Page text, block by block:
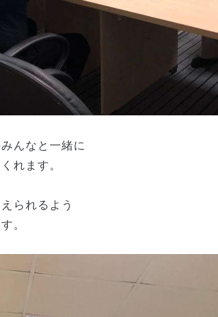
んなと一緒に
れます。
られるよう
。